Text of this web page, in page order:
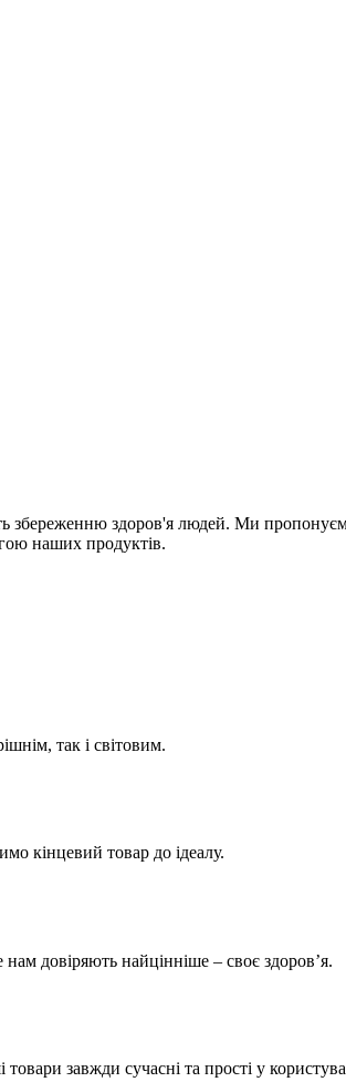
збереженню здоров'я людей. Ми
наших продуктів.
так і світовим.
кінцевий товар до ідеалу.
довіряють найцінніше – своє здоров’я.
завжди сучасні та прості у